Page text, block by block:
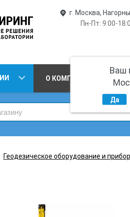
г. Москва,
Пн-Пт: 9:00-
Ваш
Да
О КОМПАНИИ
Геодезическое оборудование и